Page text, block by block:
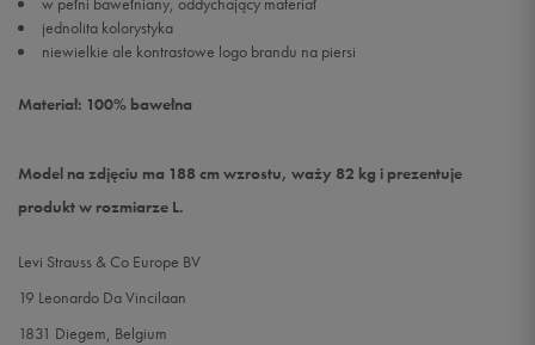
jednolita kolorystyka
niewielkie ale kontrastowe logo brandu na piersi
Materiał: 100% bawełna
Model na zdjęciu ma 188 cm wzrostu, waży 82 kg i prezentuje
produkt w rozmiarze L.
Levi Strauss & Co Europe BV
19 Leonardo Da Vincilaan
1831 Diegem, Belgium